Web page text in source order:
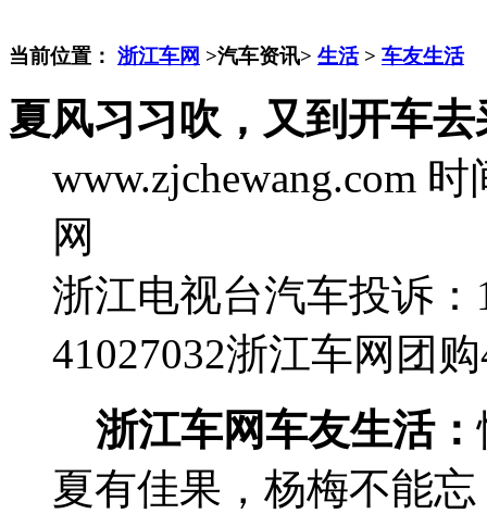
当前位置： 浙江车网 >汽车资讯> 生活> 车友生活
夏风习习吹，又到开车
www.zjchewang.com 时
网
浙江电视台汽车投诉：
41027032浙江车网团
浙江车网车友生活：
夏有佳果，杨梅不能